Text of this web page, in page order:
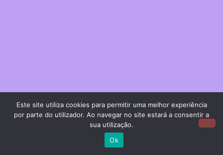
Este site utiliza cookies para permitir uma melhor experiência
por parte do utilizador. Ao navegar no site estará a consentir a
sua utilização.
Ok